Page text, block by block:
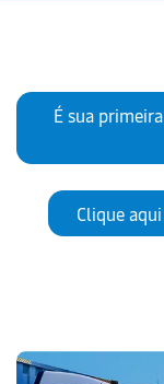
É sua
Clique